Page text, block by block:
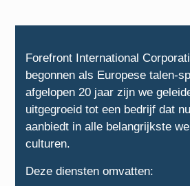
Forefront International
begonnen als Europese talen-
afgelopen 20 jaar zijn we
uitgegroeid tot een bedrijf dat
aanbiedt in alle belangrijkste
culturen.
Deze diensten omvatten: